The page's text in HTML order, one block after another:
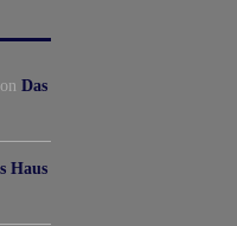
on Das
Haus